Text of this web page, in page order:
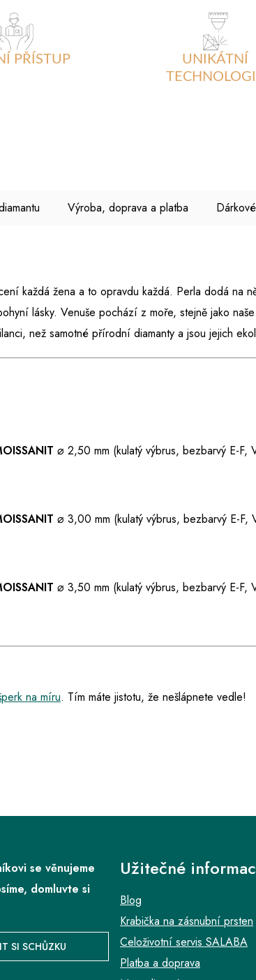
PŘÍSTUP
UNIKÁTNÍ
Výroba, doprava a platba
každá žena a to opravdu každá. Perla dodá na
lásky. Venuše pochází z moře, stejně jako
než samotné přírodní diamanty a jsou jejich
⌀ 2,50 mm (kulatý výbrus, bezbarvý E-
⌀ 3,00 mm (kulatý výbrus, bezbarvý E-
⌀ 3,50 mm (kulatý výbrus, bezbarvý E-F,
na míru. Tím máte jistotu, že nešlápnete vedle!
se věnujeme
domluvte si
SI SCHŮZKU
Užitečné
Blog
Krabička na zásnubní prsten
Celoživotní servis SALABA
Platba a doprava